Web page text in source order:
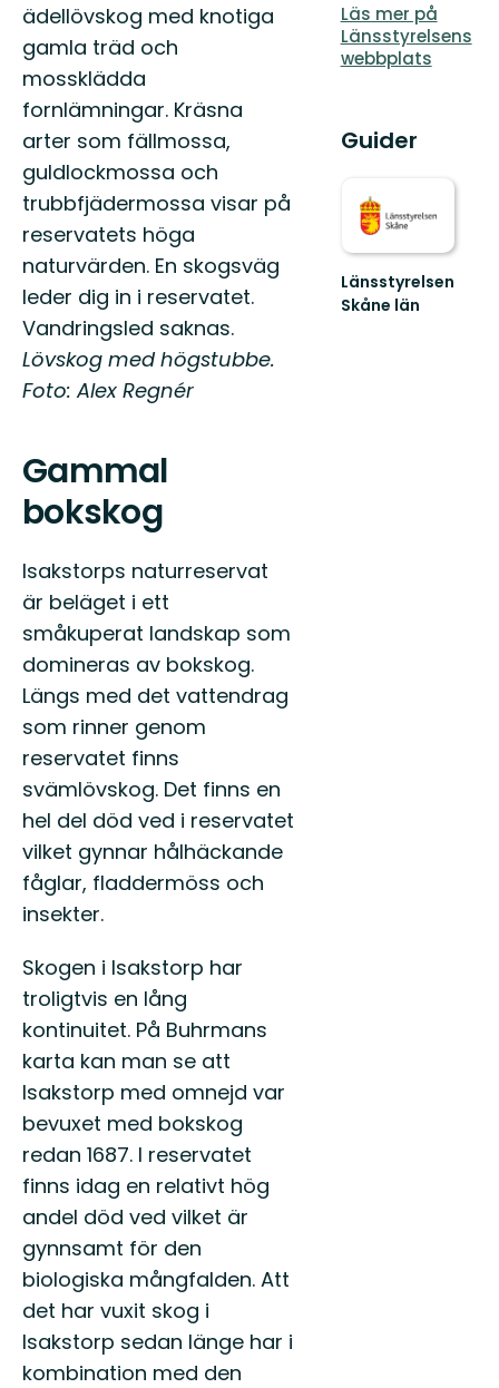
ädellövskog med knotiga
gamla träd och
mossklädda
fornlämningar. Kräsna
arter som fällmossa,
guldlockmossa och
trubbfjädermossa visar på
reservatets höga
naturvärden. En skogsväg
leder dig in i reservatet.
Vandringsled saknas.
Lövskog med högstubbe.
Foto: Alex Regnér
Gammal
bokskog
Isakstorps naturreservat
är beläget i ett
småkuperat landskap som
domineras av bokskog.
Längs med det vattendrag
som rinner genom
reservatet finns
svämlövskog. Det finns en
hel del död ved i reservatet
vilket gynnar hålhäckande
fåglar, fladdermöss och
insekter.
Skogen i Isakstorp har
troligtvis en lång
kontinuitet. På Buhrmans
karta kan man se att
Isakstorp med omnejd var
bevuxet med bokskog
redan 1687. I reservatet
finns idag en relativt hög
andel död ved vilket är
gynnsamt för den
biologiska mångfalden. Att
det har vuxit skog i
Isakstorp sedan länge har i
kombination med den
Läs mer på
Länsstyrelsens
webbplats
Guider
Länsstyrelsen
Skåne län